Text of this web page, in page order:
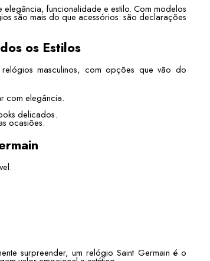
elegância, funcionalidade e estilo. Com modelos
são mais do que acessórios: são declarações
os Estilos
masculinos, com opções que vão do
com elegância.
delicados.
ocasiões.
surpreender, um relógio Saint Germain é o